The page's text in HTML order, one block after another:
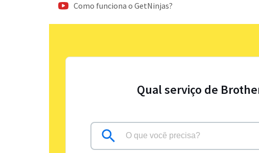
Como funciona o GetNinjas?
Qual serviço de